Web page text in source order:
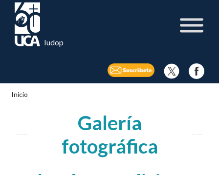
Iudop
Inicio
Galería
fotográfica